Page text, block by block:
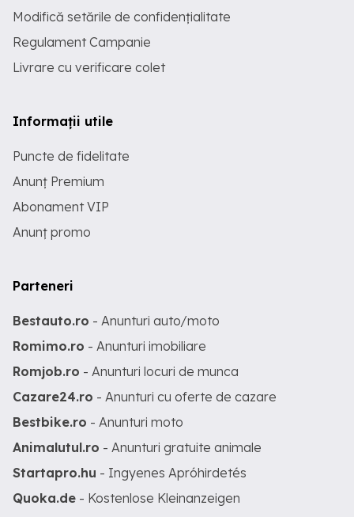
Modifică setările de confidențialitate
Regulament Campanie
Livrare cu verificare colet
Informații utile
Puncte de fidelitate
Anunț Premium
Abonament VIP
Anunț promo
Parteneri
Bestauto.ro - Anunturi auto/moto
Romimo.ro - Anunturi imobiliare
Romjob.ro - Anunturi locuri de munca
Cazare24.ro - Anunturi cu oferte de cazare
Bestbike.ro - Anunturi moto
Animalutul.ro - Anunturi gratuite animale
Startapro.hu - Ingyenes Apróhirdetés
Quoka.de - Kostenlose Kleinanzeigen